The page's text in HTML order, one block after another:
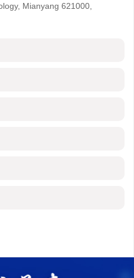
Mianyang 621000,